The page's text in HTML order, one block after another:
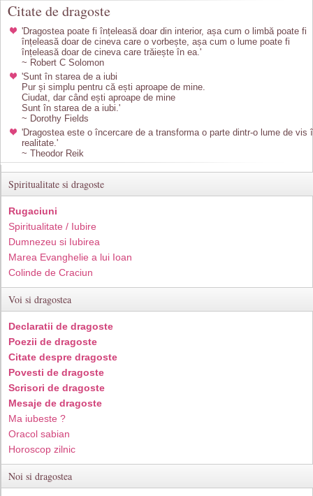
Citate de dragoste
'Dragostea poate fi înțeleasă doar din interior, așa cum o limbă poate fi
înțeleasă doar de cineva care o vorbește, așa cum o lume poate fi
înțeleasă doar de cineva care trăiește în ea.'
~ Robert C Solomon
'Sunt în starea de a iubi
Pur și simplu pentru că ești aproape de mine.
Ciudat, dar când ești aproape de mine
Sunt în starea de a iubi.'
~ Dorothy Fields
'Dragostea este o încercare de a transforma o parte dintr-o lume de vis
realitate.'
~ Theodor Reik
Spiritualitate si dragoste
Rugaciuni
Spiritualitate / Iubire
Dumnezeu si Iubirea
Marea Evanghelie a lui Ioan
Colinde de Craciun
Voi si dragostea
Declaratii de dragoste
Poezii de dragoste
Citate despre dragoste
Povesti de dragoste
Scrisori de dragoste
Mesaje de dragoste
Ma iubeste ?
Oracol sabian
Horoscop zilnic
Noi si dragostea